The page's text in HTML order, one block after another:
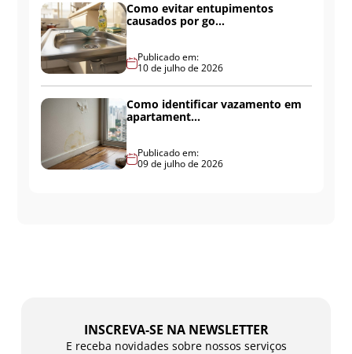
Como evitar entupimentos
causados por go...
Publicado em:
10 de julho de 2026
Como identificar vazamento em
apartament...
Publicado em:
09 de julho de 2026
INSCREVA-SE NA NEWSLETTER
E receba novidades sobre nossos serviços